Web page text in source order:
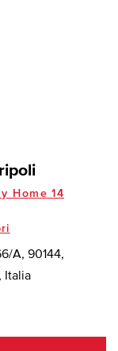
Home 14
A, 90144,
Italia